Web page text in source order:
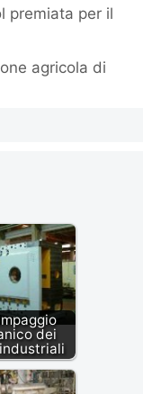
premiata per il
agricola di
dei